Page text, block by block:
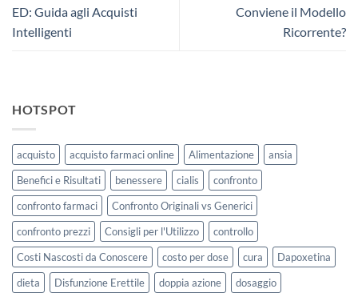
ED: Guida agli Acquisti
Intelligenti
Conviene il Modello
Ricorrente?
HOTSPOT
acquisto acquisto farmaci online Alimentazione
ansia
Benefici e Risultati
benessere cialis
confronto
confronto farmaci
Confronto Originali vs Generici
confronto prezzi
Consigli per l'Utilizzo
controllo
Costi Nascosti da Conoscere
costo per dose cura
Dapoxetina
dieta
Disfunzione Erettile doppia azione
dosaggio